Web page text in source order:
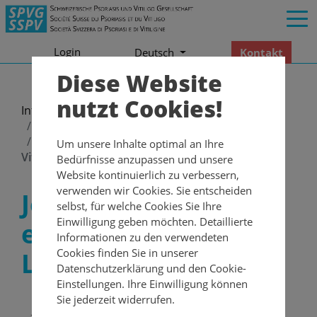
Login Deutsch Kontakt
Informationen Newsletter
2021
Jede Vitiligo ist einzigartig: Mein Leben mit
Vitiligo
Jede Vitiligo ist
einzigartig: Mein
Leben mit Vitiligo
Seit bald 35 Jahren habe ich Vitiligo. Als ich ca. 18
Jahre alt war, entdeckte ich die ersten weissen
Diese Website
nutzt Cookies!
Um unsere Inhalte optimal an Ihre
Bedürfnisse anzupassen und unsere
Website kontinuierlich zu verbessern,
verwenden wir Cookies. Sie entscheiden
selbst, für welche Cookies Sie Ihre
Einwilligung geben möchten. Detaillierte
Informationen zu den verwendeten
Cookies finden Sie in unserer
Datenschutzerklärung und den Cookie-
Einstellungen. Ihre Einwilligung können
Sie jederzeit widerrufen.